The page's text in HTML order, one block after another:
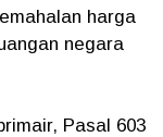
harga
negara
Pasal 603